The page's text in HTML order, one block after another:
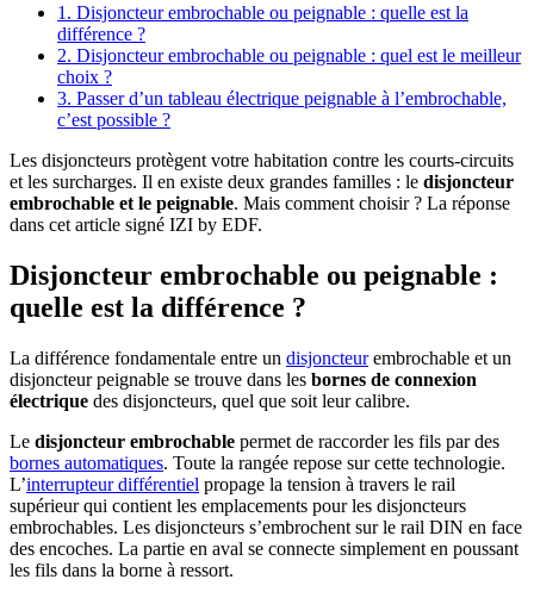
1. Disjoncteur embrochable ou peignable : quelle est la
différence ?
2. Disjoncteur embrochable ou peignable : quel est le meilleur
choix ?
3. Passer d’un tableau électrique peignable à l’embrochable,
c’est possible ?
Les disjoncteurs protègent votre habitation contre les courts-circuits
et les surcharges. Il en existe deux grandes familles : le disjoncteur
embrochable et le peignable. Mais comment choisir ? La réponse
dans cet article signé IZI by EDF.
Disjoncteur embrochable ou peignable :
quelle est la différence ?
La différence fondamentale entre un disjoncteurembrochable et un
disjoncteur peignable se trouve dans les bornes de connexion
électrique des disjoncteurs, quel que soit leur calibre.
Le disjoncteur embrochable permet de raccorder les fils par des
bornes automatiques. Toute la rangée repose sur cette technologie.
L’interrupteur différentiel propage la tension à travers le rail
supérieur qui contient les emplacements pour les disjoncteurs
embrochables. Les disjoncteurs s’embrochent sur le rail DIN en face
des encoches. La partie en aval se connecte simplement en poussant
les fils dans la borne à ressort.